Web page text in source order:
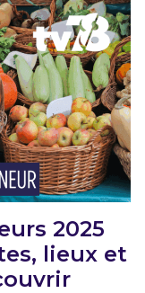
2025
lieux et